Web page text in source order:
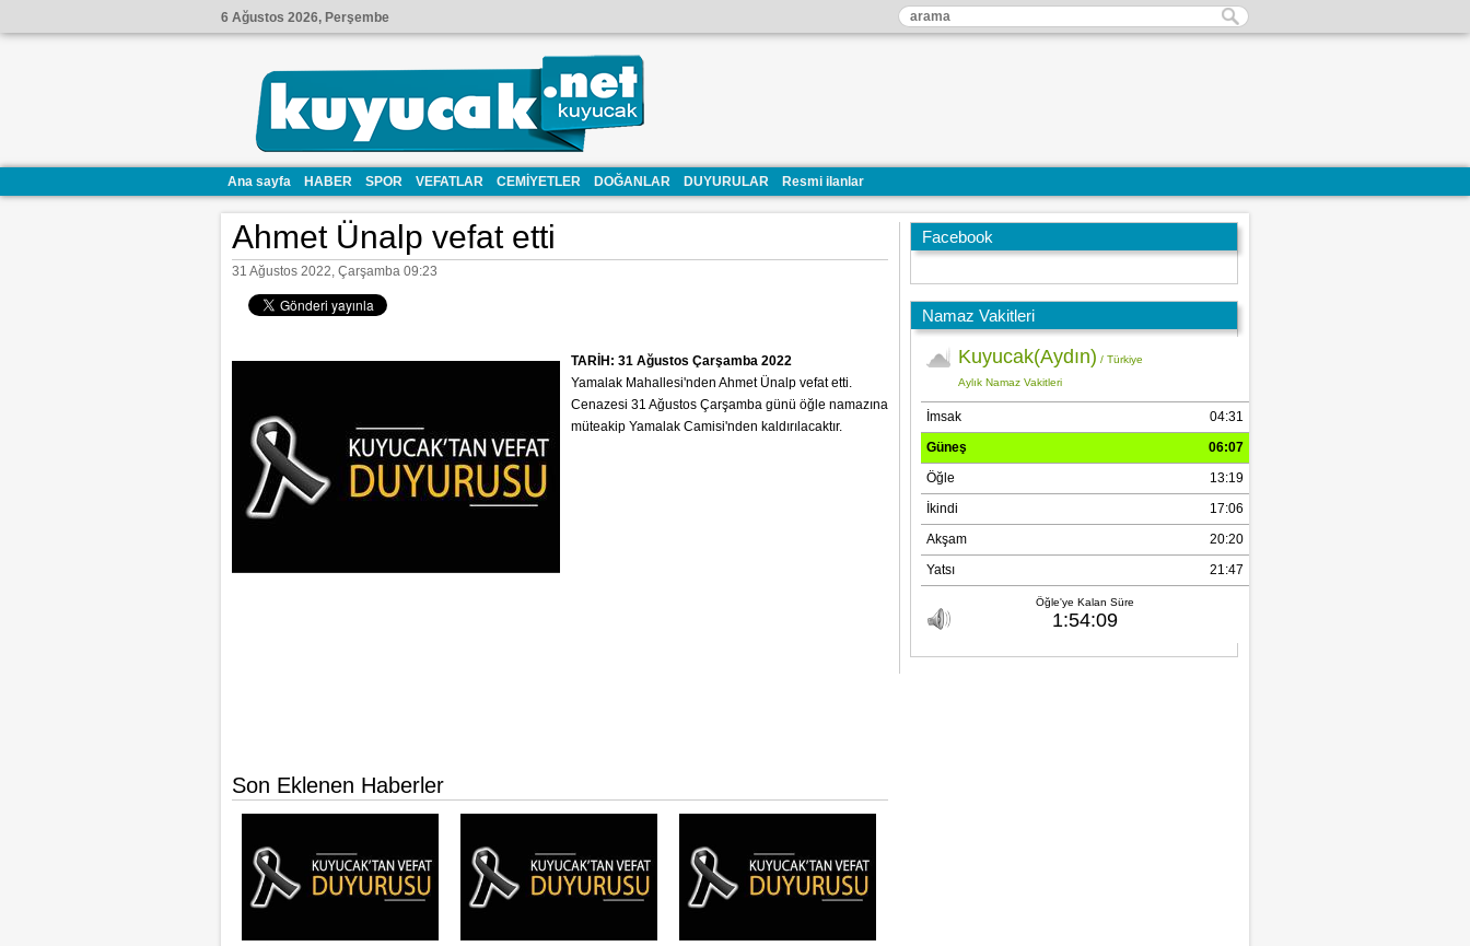
6 Ağustos 2026, Perşembe
Ana sayfa HABER SPOR VEFATLAR CEMİYETLER DOĞANLAR DUYURULAR Resmi ilanlar
Facebook
Namaz Vakitleri
Ahmet Ünalp vefat etti
31 Ağustos 2022, Çarşamba 09:23
TARİH: 31 Ağustos Çarşamba 2022
Yamalak Mahallesi'nden Ahmet Ünalp vefat etti.
Cenazesi 31 Ağustos Çarşamba günü öğle namazına
müteakip Yamalak Camisi'nden kaldırılacaktır.
Son Eklenen Haberler